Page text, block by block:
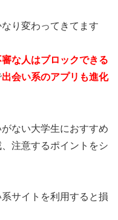
り変わってきてます
審な人はブロックできる
出会い系のアプリも進化
ない大学生におすすめ
注意するポイントをシ
サイトを利用すると損